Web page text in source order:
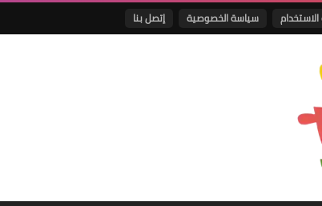
سياسة الخصوصية إتصل بنا